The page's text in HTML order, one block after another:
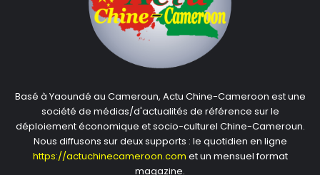
Basé à Yaoundé au Cameroun, Actu Chine-Cameroon est une
société de médias/d'actualités de référence sur le
déploiement économique et socio-culturel Chine-Cameroun.
Nous diffusons sur deux supports : le quotidien en ligne
https://actuchinecameroon.com et un mensuel format
magazine.